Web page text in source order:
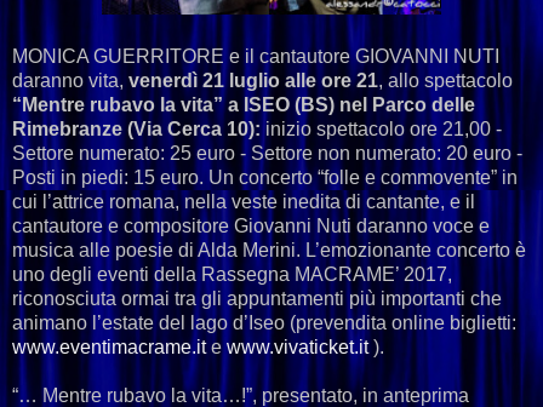
MONICA GUERRITORE e il cantautore GIOVANNI NUTI
daranno vita, venerdì 21 luglio alle ore 21, allo spettacolo
“Mentre rubavo la vita” a ISEO (BS) nel Parco delle
Rimebranze (Via Cerca 10): inizio spettacolo ore 21,00 -
Settore numerato: 25 euro - Settore non numerato: 20 euro -
Posti in piedi: 15 euro. Un concerto “folle e commovente” in
cui l’attrice romana, nella veste inedita di cantante, e il
cantautore e compositore Giovanni Nuti daranno voce e
musica alle poesie di Alda Merini. L’emozionante concerto è
uno degli eventi della Rassegna MACRAME’ 2017,
riconosciuta ormai tra gli appuntamenti più importanti che
animano l’estate del lago d’Iseo (prevendita online biglietti:
www.eventimacrame.ite www.vivaticket.it).
“… Mentre rubavo la vita…!”, presentato, in anteprima